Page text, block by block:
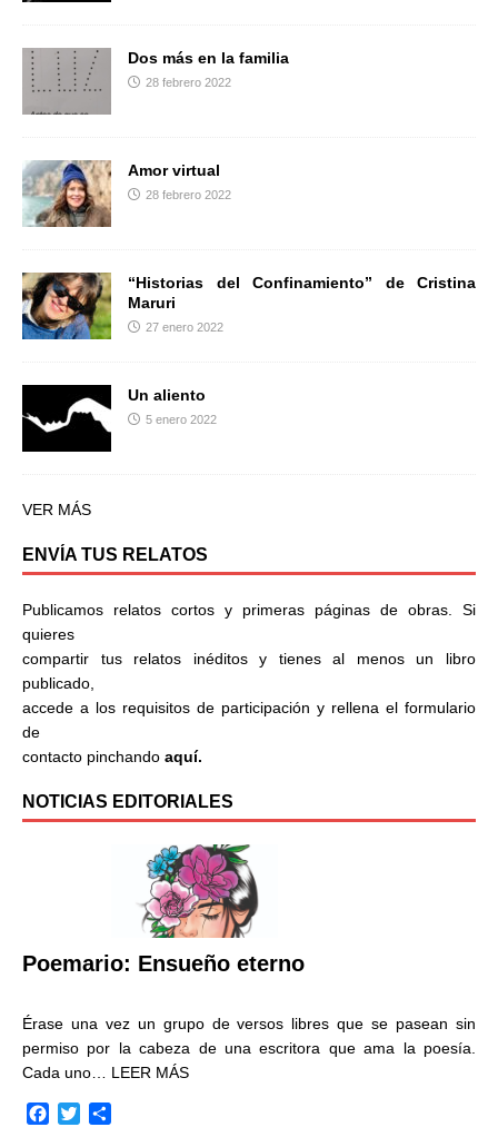
Dos más en la familia
28 febrero 2022
Amor virtual
28 febrero 2022
“Historias del Confinamiento” de Cristina
Maruri
27 enero 2022
Un aliento
5 enero 2022
VER MÁS
ENVÍA TUS RELATOS
Publicamos relatos cortos y primeras páginas de obras. Si
quieres
compartir tus relatos inéditos y tienes al menos un libro
publicado,
accede a los requisitos de participación y rellena el formulario
de
contacto pinchando aquí.
NOTICIAS EDITORIALES
Poemario: Ensueño eterno
Érase una vez un grupo de versos libres que se pasean sin
permiso por la cabeza de una escritora que ama la poesía.
Cada uno… LEER MÁS